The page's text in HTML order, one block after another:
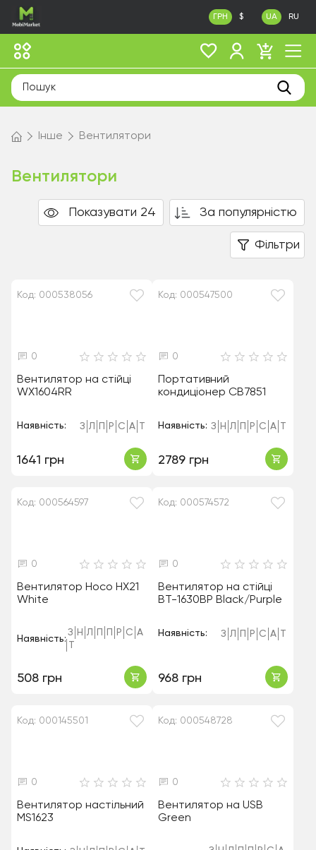
ГРН $ UA RU
Інше Вентилятори
Вентилятори
Показувати 24 За популярністю
Фільтри
Код: 000538056
0
Вентилятор на стійці
WX1604RR
Наявність: З Л Р С А
1641 грн
Код: 000547500
0
Портативний
кондиціонер CB7851
Наявність: З Н Л Р С А
2789 грн
Код: 000564597
0
Вентилятор Hoco HX21
White
Наявність:
З Н Л Р С А
508 грн
Код: 000574572
0
Вентилятор на стійці
BT-1630BP Black/Purple
Наявність: З Л Р С А
968 грн
Код: 000145501
0
Вентилятор настільний
MS1623
Код: 000548728
0
Вентилятор на USB
Green